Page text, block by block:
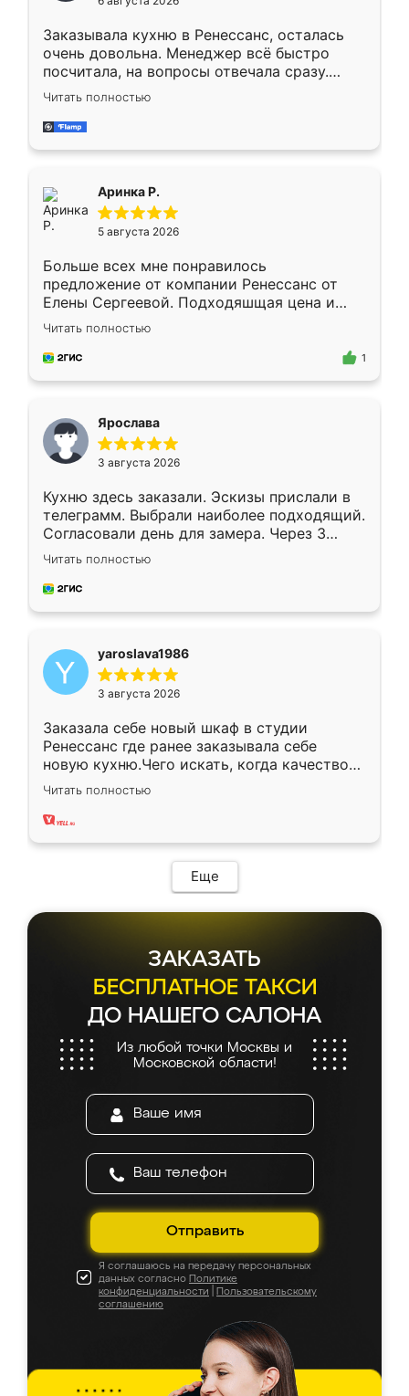
мебели буду заказывать только здесь.
Заказывала кухню в Ренессанс, осталась
очень довольна. Менеджер всё быстро
посчитала, на вопросы отвечала сразу.
Замерщик приехал в субботу, подошёл к
делу со всей ответственностью. Собрали
за день, ребята работали аккуратно, даже
Читать полностью
Аринка Р.
5 августа 2026
Больше всех мне понравилось
предложение от компании Ренессанс от
Елены Сергеевой. Подходяшщая цена и
короткие сроки изготовления. Приехавший
для замера сотрудник Владислав
предложил по моему эскизу самый
Читать полностью
1
Ярослава
3 августа 2026
Кухню здесь заказали. Эскизы прислали в
телеграмм. Выбрали наиболее подходящий.
Согласовали день для замера. Через 3
недели кухня была уже готова. Остались
довольны работой. Спасибо Ренессанс
мебель за качественную работу!
Читать полностью
yaroslava1986
3 августа 2026
Заказала себе новый шкаф в студии
Ренессанс где ранее заказывала себе
новую кухню.Чего искать, когда качеством
вполне довольна. Служит кухня уже почти
два года, нареканий нет.
Читать полностью
Еще
ЗАКАЗАТЬ
БЕСПЛАТНОЕ ТАКСИ
ДО НАШЕГО САЛОНА
Из любой точки Москвы и
Московской области!
Отправить
Я соглашаюсь на передачу персональных
данных согласно Политике
конфиденциальности
Пользовательскому
соглашению